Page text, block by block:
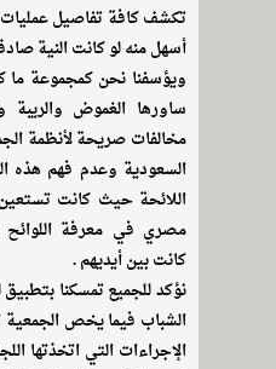
تكشف كافة تفاصيل
أسهل منه لو كانت النية
ويؤسفنا نحن كمجموعة ما
ساورها الغموض
مخالفات صريحة لأنظمة
السعودية وعدم فهم هذه
اللائحة حيث كانت تستعين
مصري في معرفة اللوائح
كانت بين أيديهم .
نؤكد للجميع تمسكنا بتطبيق
الشباب فيما يخص الجمعية
الإجراءات التي اتخذتها